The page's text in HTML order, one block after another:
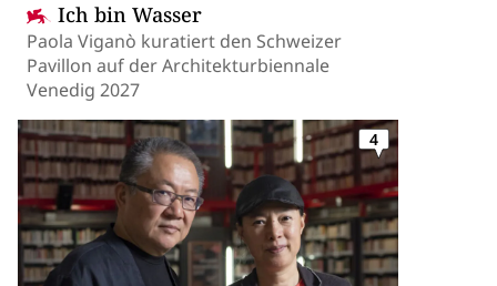
Ich bin Wasser
Paola Viganò kuratiert den Schweizer
Pavillon auf der Architekturbiennale
Venedig 2027
4